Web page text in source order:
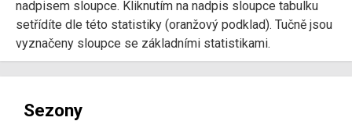
nadpisem sloupce. Kliknutím na nadpis sloupce tabulku
setřídíte dle této statistiky (oranžový podklad). Tučně jsou
vyznačeny sloupce se základními statistikami.
Sezony